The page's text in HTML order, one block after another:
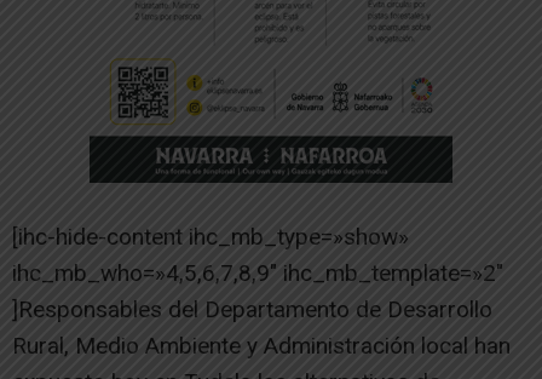
[ihc-hide-content ihc_mb_type=»show»
ihc_mb_who=»4,5,6,7,8,9″ ihc_mb_template=»2″
]Responsables del Departamento de Desarrollo
Rural, Medio Ambiente y Administración local han